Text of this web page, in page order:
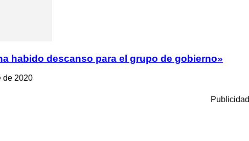
habido descanso para el grupo de gobierno»
de 2020
Publicidad